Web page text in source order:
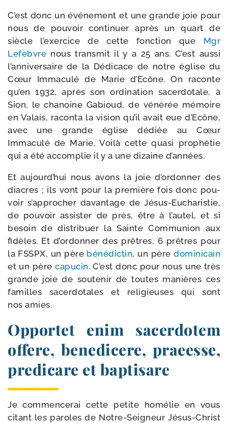
C’est donc un évé­ne­ment et une grande joie pour
nous de pou­voir conti­nuer après un quart de
siècle l’exer­cice de cette fonc­tion que Mgr
Lefebvre nous trans­mit il y a 25 ans. C’est aus­si
l’an­ni­ver­saire de la Dédicace de notre église du
Cœur Immaculé de Marie d’Ecône. On raconte
qu’en 1932, après son ordi­na­tion sacer­do­tale, à
Sion, le cha­noine Gabioud, de véné­rée mémoire
en Valais, racon­ta la vision qu’il avait eue d’Ecône,
avec une grande église dédiée au Cœur
Immaculé de Marie. Voilà cette qua­si pro­phé­tie
qui a été accom­plie il y a une dizaine d’années.
Et aujourd’­hui nous avons la joie d’or­don­ner des
diacres ; ils vont pour la pre­mière fois donc pou­
voir s’ap­pro­cher davan­tage de Jésus-​Eucharistie,
de pou­voir assis­ter de près, être à l’au­tel, et si
besoin de dis­tri­buer la Sainte Communion aux
fidèles. Et d’or­don­ner des prêtres, 6 prêtres pour
la FSSPX, un père béné­dic­tin, un père domi­ni­cain
et un père capu­cin. C’est donc pour nous une très
grande joie de sou­te­nir de toutes manières ces
familles sacer­do­tales et reli­gieuses qui sont
nos amies.
Opportet enim sacerdotem
offere, benedicere, praeesse,
predicare et baptisare
Je com­men­ce­rai cette petite homé­lie en vous
citant les paroles de Notre-​Seigneur Jésus-​Christ